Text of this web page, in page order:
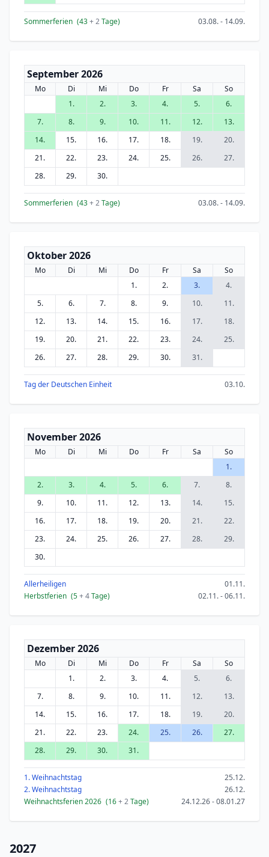
Sommerferien (43+ 2Tage) 03.08. - 14.09.
September 2026
Mo Di Mi Do Fr Sa
So
1.
2. 3. 4. 5.
6.
7.
8. 9. 10. 11. 12.
13.
14.
15. 16. 17. 18. 19.
20.
21.
22. 23. 24. 25. 26.
27.
28.
29. 30.
Sommerferien (43+ 2Tage) 03.08. - 14.09.
Oktober 2026
Mo Di Mi Do Fr Sa
So
1.
2. 3.
4.
5.
6. 7. 8. 9. 10.
11.
12.
13. 14. 15. 16. 17.
18.
19.
20. 21. 22. 23. 24.
25.
26.
27. 28. 29. 30. 31.
Tag der Deutschen Einheit 03.10.
November 2026
Mo Di Mi Do Fr Sa
So
1.
2.
3. 4. 5. 6. 7.
8.
9.
10. 11. 12. 13. 14.
15.
16.
17. 18. 19. 20. 21.
22.
23.
24. 25. 26. 27. 28.
29.
30.
Allerheiligen
01.11.
Herbstferien (5+ 4Tage) 02.11. - 06.11.
Dezember 2026
Mo Di Mi Do Fr Sa
So
1.
2. 3. 4. 5.
6.
7.
8. 9. 10. 11. 12.
13.
14.
15. 16. 17. 18. 19.
20.
21.
22. 23. 24. 25. 26.
27.
28.
29. 30. 31.
1. Weihnachtstag
25.12.
2. Weihnachtstag
26.12.
Weihnachtsferien 2026 (16+ 2Tage) 24.12.26 - 08.01.27
2027